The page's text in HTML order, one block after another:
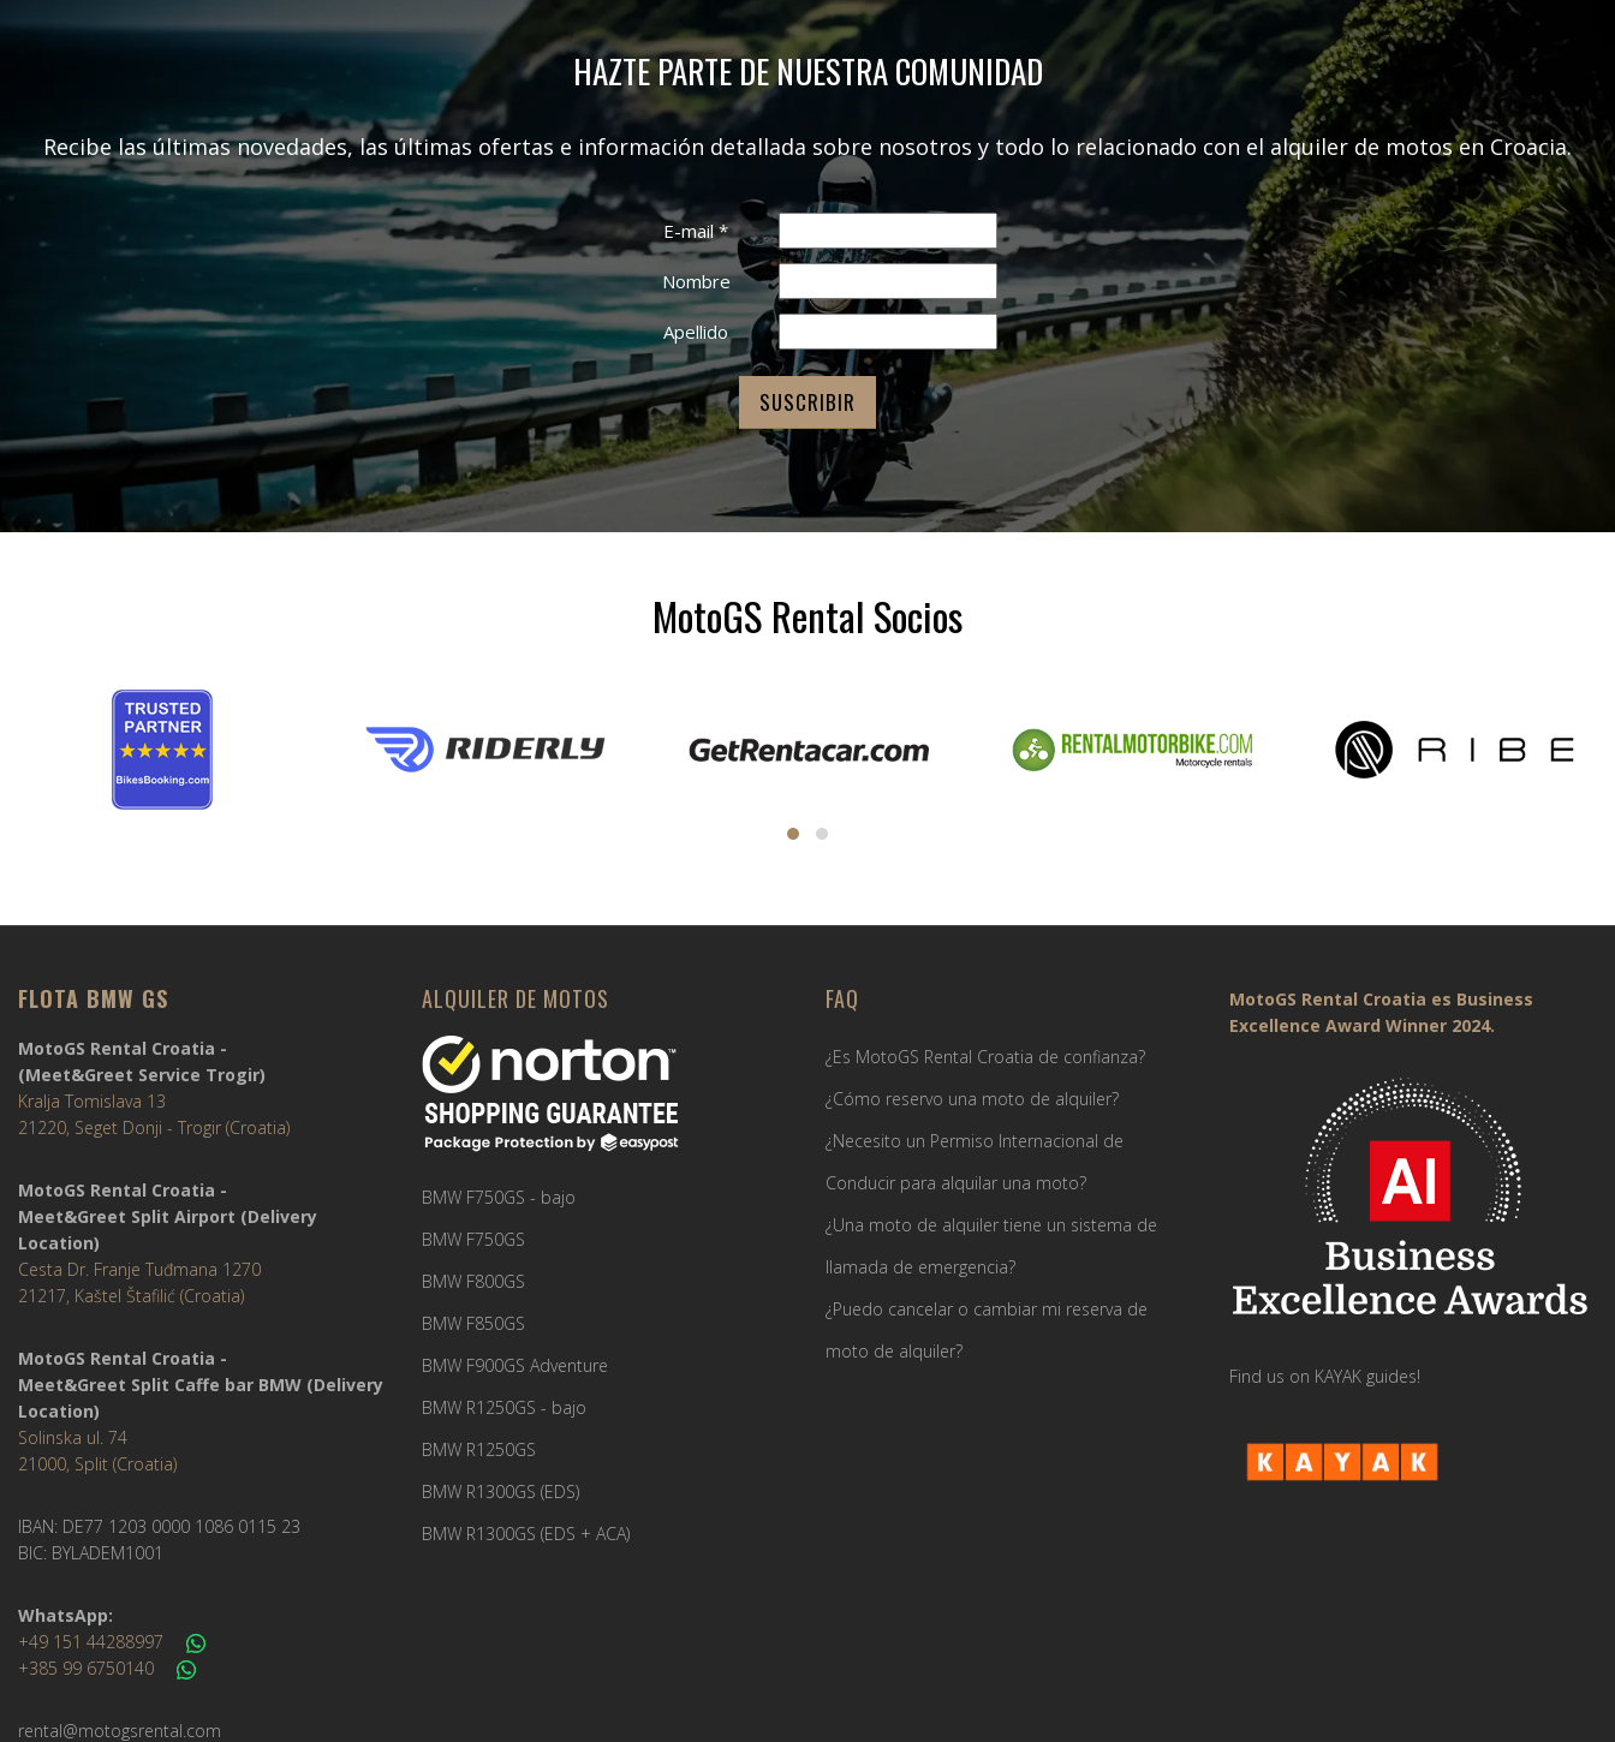
HAZTE PARTE DE NUESTRA COMUNIDAD
Recibe las últimas novedades, las últimas ofertas e información detallada sobre nosotros y todo lo relacionado con el alquiler de motos en Croacia.
E-mail*
Nombre
Apellido
MotoGS Rental Socios
FLOTA BMW GS
MotoGS Rental Croatia -
(Meet&Greet Service Trogir)
Kralja Tomislava 13
21220, Seget Donji - Trogir (Croatia)
MotoGS Rental Croatia -
Meet&Greet Split Airport (Delivery
Location)
Cesta Dr. Franje Tuđmana 1270
21217, Kaštel Štafilić (Croatia)
MotoGS Rental Croatia -
Meet&Greet Split Caffe bar BMW (Delivery
Location)
Solinska ul. 74
21000, Split (Croatia)
IBAN: DE77 1203 0000 1086 0115 23
BIC: BYLADEM1001
WhatsApp:
+49 151 44288997
+385 99 6750140
rental@motogsrental.com
ALQUILER DE MOTOS
BMW F750GS - bajo
BMW F750GS
BMW F800GS
BMW F850GS
BMW F900GS Adventure
BMW R1250GS - bajo
BMW R1250GS
BMW R1300GS (EDS)
BMW R1300GS (EDS + ACA)
FAQ
¿Es MotoGS Rental Croatia de confianza?
¿Cómo reservo una moto de alquiler?
¿Necesito un Permiso Internacional de
Conducir para alquilar una moto?
¿Una moto de alquiler tiene un sistema de
llamada de emergencia?
¿Puedo cancelar o cambiar mi reserva de
moto de alquiler?
MotoGS Rental Croatia es Business
Excellence Award Winner 2024.
Find us on KAYAK guides!